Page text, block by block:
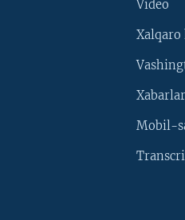
Video
Xalqaro
Mobil-